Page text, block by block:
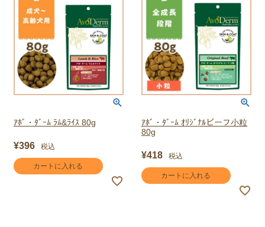
ｱﾎﾞ・ﾀﾞｰﾑ ﾗﾑ&ﾗｲｽ 80g
¥396 税込
カートに入れる
ｱﾎﾞ・ﾀﾞｰﾑ ｵﾘｼﾞﾅﾙビーフ小粒
80g
¥418 税込
カートに入れる